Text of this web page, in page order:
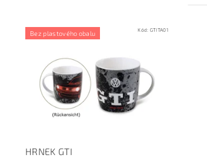
Bez plastového obalu Kód: GTITA01
HRNEK GTI